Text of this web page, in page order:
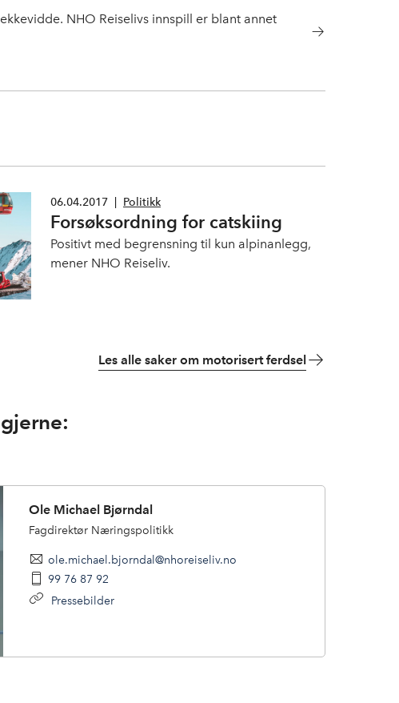
NHO Reiselivs innspill er blant annet
06.04.2017 Politikk
Forsøksordning for catskiing
Positivt med begrensning til kun alpinanlegg,
mener NHO Reiseliv.
Les alle saker om motorisert ferdsel
Ole Michael Bjørndal
Fagdirektør Næringspolitikk
ole.michael.bjorndal@nhoreiseliv.no
99 76 87 92
Pressebilder